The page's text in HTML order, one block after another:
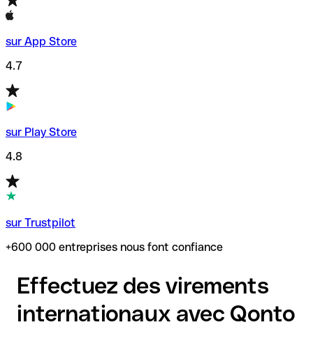
sur App Store
4.7
sur Play Store
4.8
sur Trustpilot
+600 000 entreprises nous font confiance
Effectuez des virements
internationaux avec Qonto